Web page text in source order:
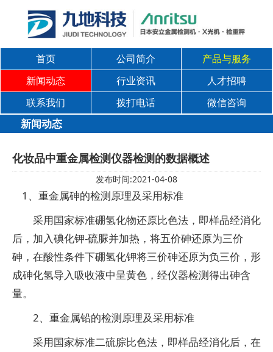
首页 公司简介
产品与服务
新闻动态
行业资讯
人才招聘
联系我们
拨打电话 微信咨询
新闻动态
化妆品中重金属检测仪器检测的数据概述
发布时间:2021-04-08
1、重金属砷的检测原理及采用标准
采用国家标准硼氢化物还原比色法，即样品经消化
后，加入碘化钾-硫脲并加热，将五价砷还原为三价
砷，在酸性条件下硼氢化钾将三价砷还原为负三价，形
成砷化氢导入吸收液中呈黄色，经仪器检测得出砷含
量。
2、重金属铅的检测原理及采用标准
采用国家标准二硫腙比色法，即样品经消化后，在